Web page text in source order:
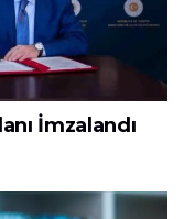
İmzalandı